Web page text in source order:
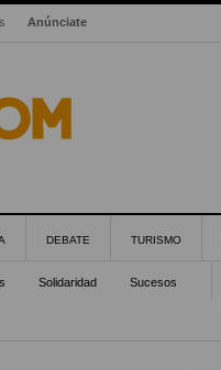
Anúnciate
DEBATE TURISMO
Solidaridad Sucesos